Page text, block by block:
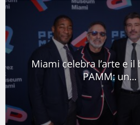
Miami celebra l’arte e il
PAMM: un...